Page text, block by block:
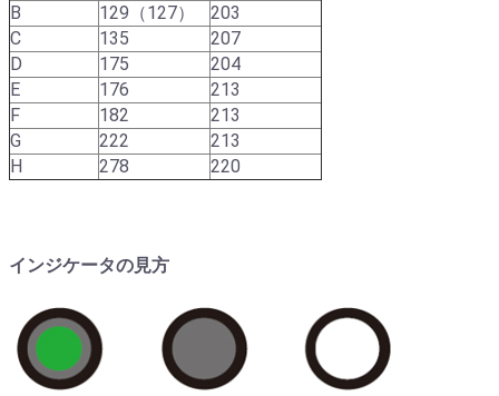
B
129（127）
203
C
135
207
D
175
204
E
176
213
F
182
213
G
222
213
H
278 220
インジケータの見方